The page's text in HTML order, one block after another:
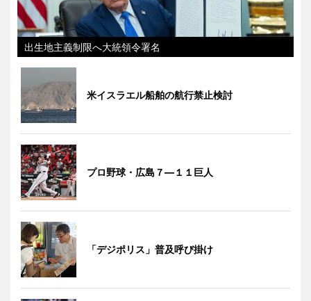
出生地主義制限へ大統領令署名
米イスラエル船舶の航行禁止検討
プロ野球・広島７―１１巨人
「デジポリス」普及呼び掛け